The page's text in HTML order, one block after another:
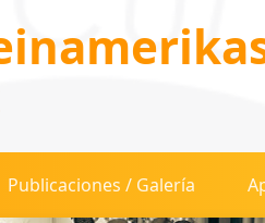
Publicaciones / Galería